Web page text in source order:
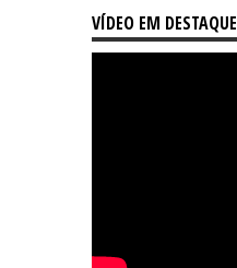
VÍDEO EM DESTAQUE